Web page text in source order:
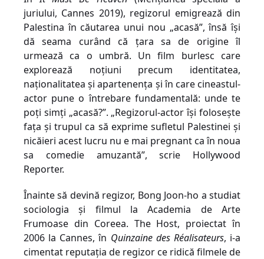
juriului, Cannes 2019), regizorul emigrează din
Palestina în căutarea unui nou „acasă”, însă își
dă seama curând că țara sa de origine îl
urmează ca o umbră. Un film burlesc care
explorează noțiuni precum identitatea,
naționalitatea și apartenența și în care cineastul-
actor pune o întrebare fundamentală: unde te
poți simți „acasă?”. „Regizorul-actor își folosește
fața și trupul ca să exprime sufletul Palestinei și
nicăieri acest lucru nu e mai pregnant ca în noua
sa comedie amuzantă”, scrie Hollywood
Reporter.
Înainte să devină regizor, Bong Joon-ho a studiat
sociologia și filmul la Academia de Arte
Frumoase din Coreea. The Host, proiectat în
2006 la Cannes, în Quinzaine des Réalisateurs, i-a
cimentat reputația de regizor ce ridică filmele de